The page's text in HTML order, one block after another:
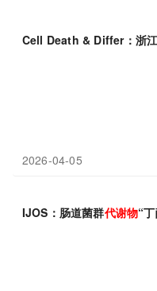
Cell Death & Differ：浙江
2026-04-05
IJOS：肠道菌群代谢物“